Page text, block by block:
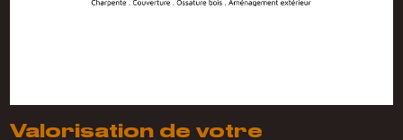
Valorisation de votre